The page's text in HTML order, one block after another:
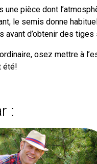
une pièce dont
le semis donne
avant d’obtenir des
osez mettre à
été!
: